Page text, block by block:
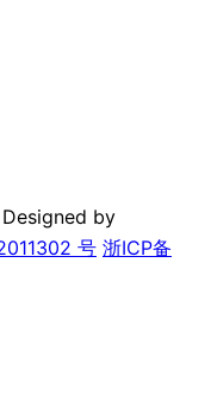
Designed by
号 浙ICP备